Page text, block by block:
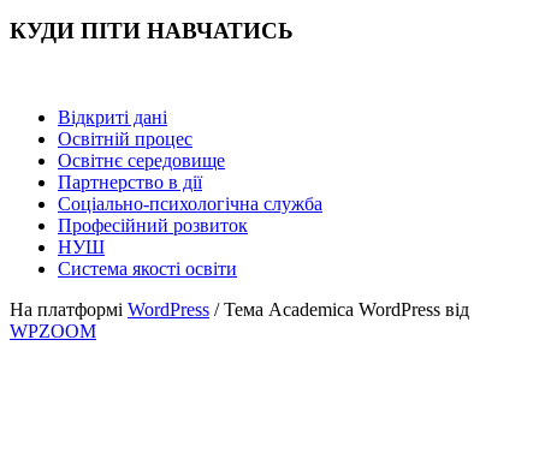
КУДИ ПІТИ НАВЧАТИСЬ
Відкриті дані
Освітній процес
Освітнє середовище
Партнерство в дії
Соціально-психологічна служба
Професійний розвиток
НУШ
Система якості освіти
На платформі WordPress / Тема Academica WordPress від
WPZOOM